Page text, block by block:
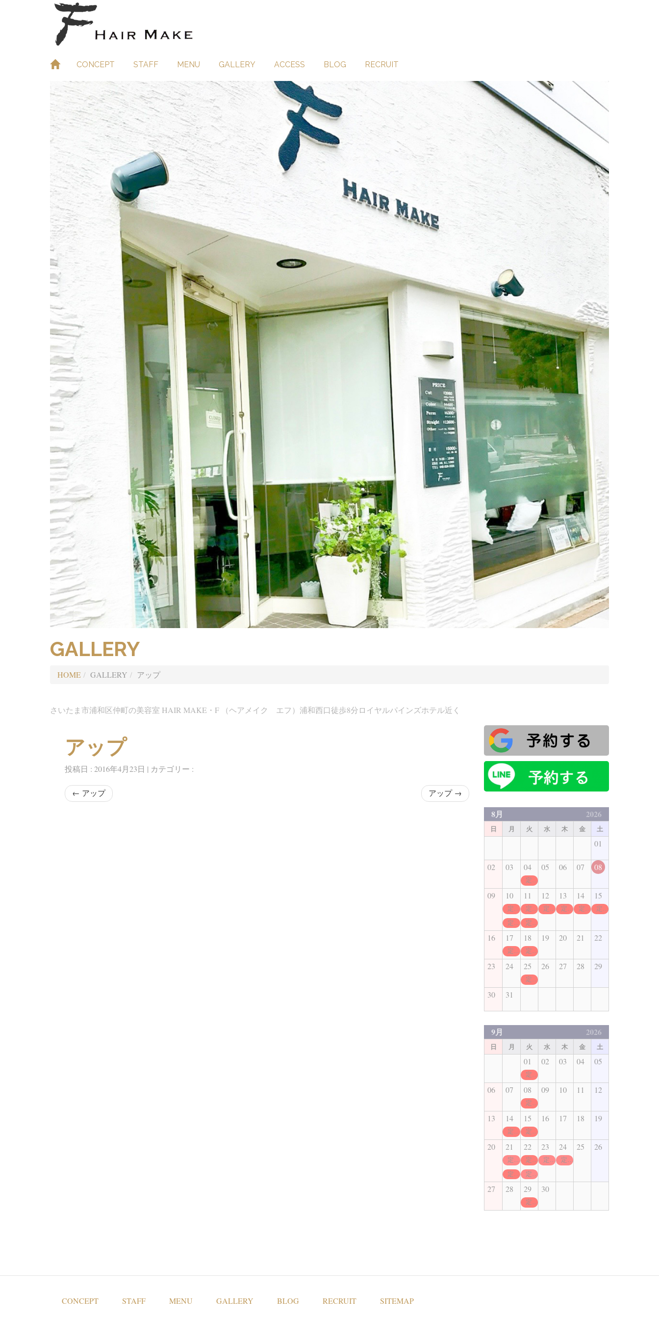
CONCEPT STAFF MENU GALLERY ACCESS BLOG RECRUIT
GALLERY
HOME GALLERY アップ
さいたま市浦和区仲町の美容室 HAIR MAKE・F （ヘアメイク エフ）浦和西口徒歩8分ロイヤルパインズホテル近く
アップ
投稿日 : 2016年4月23日 | カテゴリー :
← アップ アップ →
8月 2026
日 月 火 水 木 金 土
01
02 03 04
定休日
05 06 07 08
09 10
定休日
定休日
11
定休日
定休日
12
定休日
13
定休日
14
定休日
15
定休日
16 17
定休日
18
定休日
19 20 21 22
23 24 25
定休日
26 27 28 29
30 31
9月 2026
日 月 火 水 木 金 土
01
定休日
02 03 04 05
06 07 08
定休日
09 10 11 12
13 14
定休日
15
定休日
16 17 18 19
20 21
定休日
定休日
22
定休日
定休日
23
定休日
24
定休日
25 26
27 28 29
定休日
30
CONCEPT STAFF MENU GALLERY BLOG RECRUIT SITEMAP